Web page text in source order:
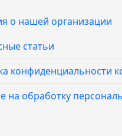
о нашей организации
статьи
конфиденциальности
на обработку